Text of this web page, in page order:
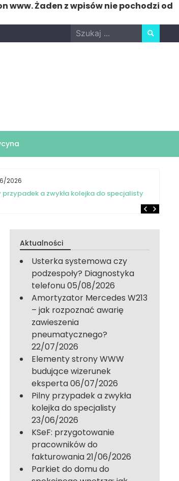
www. Żaden z wpisów nie pochodzi od
Search
for:
2026
przypadek a zwykła kolejka do specjalisty
Aktualności
Usterka systemowa czy
podzespoły? Diagnostyka
telefonu05/08/2026
Amortyzator Mercedes W213
– jak rozpoznać awarię
zawieszenia
pneumatycznego?
22/07/2026
Elementy strony WWW
budujące wizerunek
eksperta06/07/2026
Pilny przypadek a zwykła
kolejka do specjalisty
23/06/2026
KSeF: przygotowanie
pracowników do
fakturowania21/06/2026
Parkiet do domu do